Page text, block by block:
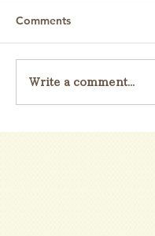
Comments
Write a comment...